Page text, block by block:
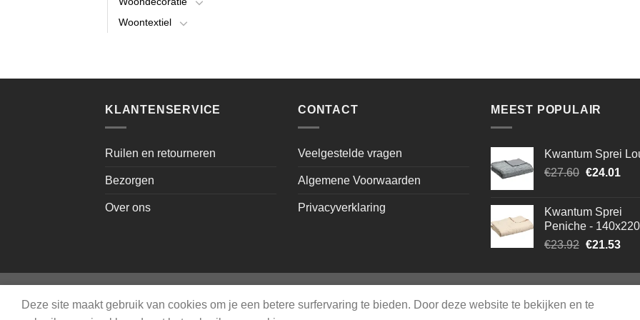
Woontextiel
KLANTENSERVICE
Ruilen en retourneren
Bezorgen
Over ons
CONTACT
Veelgestelde vragen
Algemene Voorwaarden
Privacyverklaring
MEEST POPULAIR
Kwantum Sprei
€27.60
€27.60.
€24.01
Kwantum Sprei
Peniche -
€23.92
was:
€23.92.
€21.53
is:
Deze site maakt gebruik van cookies om je een betere surfervaring te bieden. Door deze website te bekijken en te